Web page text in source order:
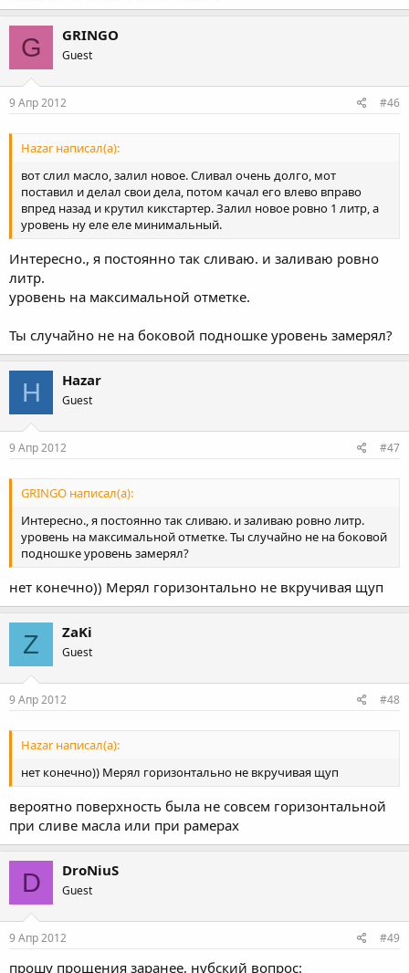
G GRINGO
Guest
9 Апр 2012 #46
Hazar написал(а):
вот слил масло, залил новое. Сливал очень долго, мот
поставил и делал свои дела, потом качал его влево вправо
впред назад и крутил кикстартер. Залил новое ровно 1 литр, а
уровень ну еле еле минимальный.
Интересно., я постоянно так сливаю. и заливаю ровно
литр.
уровень на максимальной отметке.
Ты случайно не на боковой подношке уровень замерял?
H Hazar
Guest
9 Апр 2012 #47
GRINGO написал(а):
Интересно., я постоянно так сливаю. и заливаю ровно литр.
уровень на максимальной отметке. Ты случайно не на боковой
подношке уровень замерял?
нет конечно)) Мерял горизонтально не вкручивая щуп
Z ZaKi
Guest
9 Апр 2012 #48
Hazar написал(а):
нет конечно)) Мерял горизонтально не вкручивая щуп
вероятно поверхность была не совсем горизонтальной
при сливе масла или при рамерах
D DroNiuS
Guest
9 Апр 2012 #49
прошу прощения заранее, нубский вопрос: